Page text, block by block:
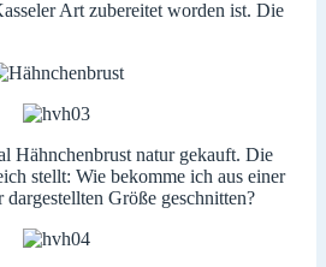
Art zubereitet worden ist. Die
Hähnchenbrust natur gekauft. Die
stellt: Wie bekomme ich aus einer
Größe geschnitten?